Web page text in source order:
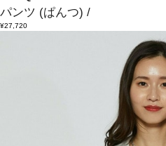
パンツ (ぱんつ) /
¥27,720